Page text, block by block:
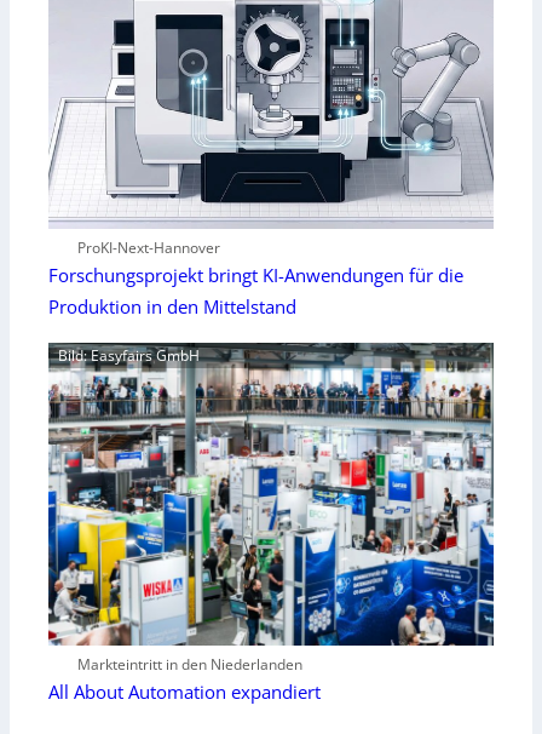
ProKI-Next-Hannover
Forschungsprojekt bringt KI-Anwendungen für die
Produktion in den Mittelstand
Bild: Easyfairs GmbH
Markteintritt in den Niederlanden
All About Automation expandiert